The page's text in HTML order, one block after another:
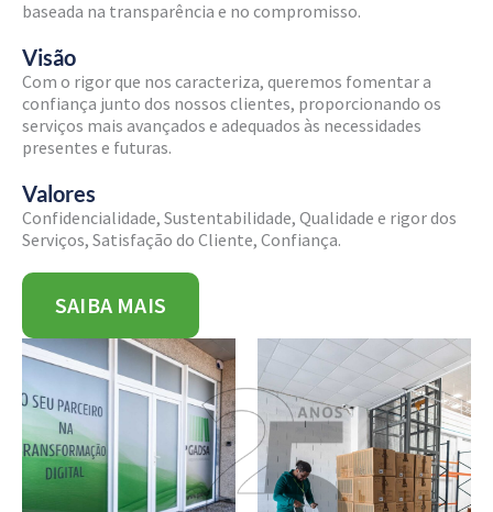
baseada na transparência e no compromisso.
Visão
Com o rigor que nos caracteriza, queremos fomentar a
confiança junto dos nossos clientes, proporcionando os
serviços mais avançados e adequados às necessidades
presentes e futuras.
Valores
Confidencialidade, Sustentabilidade, Qualidade e rigor dos
Serviços, Satisfação do Cliente, Confiança.
SAIBA MAIS